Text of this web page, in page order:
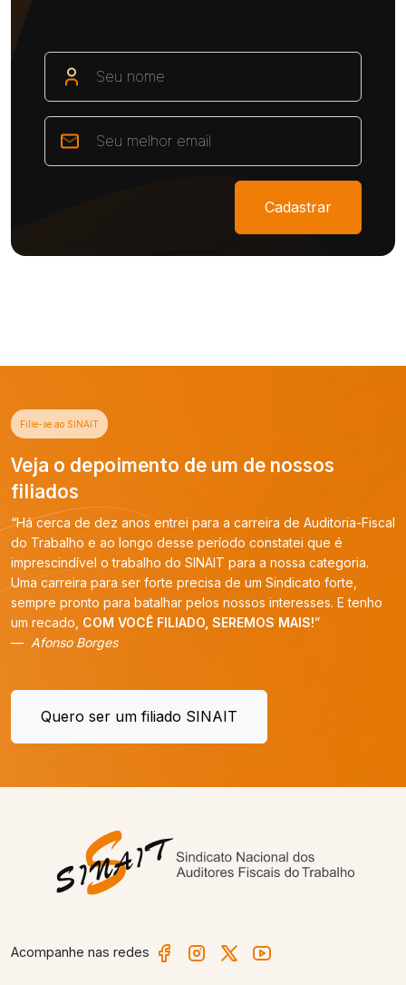
Cadastrar
Filie-se ao SINAIT
Veja o depoimento de um de nossos
filiados
“Há cerca de dez anos entrei para a carreira de Auditoria-Fiscal
do Trabalho e ao longo desse período constatei que é
imprescindível o trabalho do SINAIT para a nossa categoria.
Uma carreira para ser forte precisa de um Sindicato forte,
sempre pronto para batalhar pelos nossos interesses. E tenho
um recado, COM VOCÊ FILIADO, SEREMOS MAIS!”
Afonso Borges
Quero ser um filiado SINAIT
Acompanhe nas redes